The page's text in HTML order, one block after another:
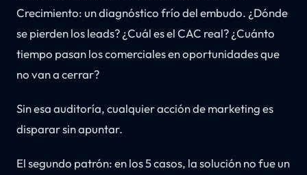
Crecimiento: un diagnóstico frío del embudo. ¿Dónde
se pierden los leads? ¿Cuál es el CAC real? ¿Cuánto
tiempo pasan los comerciales en oportunidades que
no van a cerrar?
Sin esa auditoría, cualquier acción de marketing es
disparar sin apuntar.
El segundo patrón: en los 5 casos, la solución no fue un